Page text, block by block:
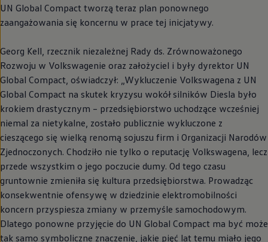
UN Global Compact tworzą teraz plan ponownego
zaangażowania się koncernu w prace tej inicjatywy.
Georg Kell, rzecznik niezależnej Rady ds. Zrównoważonego
Rozwoju w Volkswagenie oraz założyciel i były dyrektor UN
Global Compact, oświadczył: „Wykluczenie Volkswagena z UN
Global Compact na skutek kryzysu wokół silników Diesla było
krokiem drastycznym – przedsiębiorstwo uchodzące wcześniej
niemal za nietykalne, zostało publicznie wykluczone z
cieszącego się wielką renomą sojuszu firm i Organizacji Narodów
Zjednoczonych. Chodziło nie tylko o reputację Volkswagena, lecz
przede wszystkim o jego poczucie dumy. Od tego czasu
gruntownie zmieniła się kultura przedsiębiorstwa. Prowadząc
konsekwentnie ofensywę w dziedzinie elektromobilności
koncern przyspiesza zmiany w przemyśle samochodowym.
Dlatego ponowne przyjęcie do UN Global Compact ma być może
tak samo symboliczne znaczenie, jakie pięć lat temu miało jego